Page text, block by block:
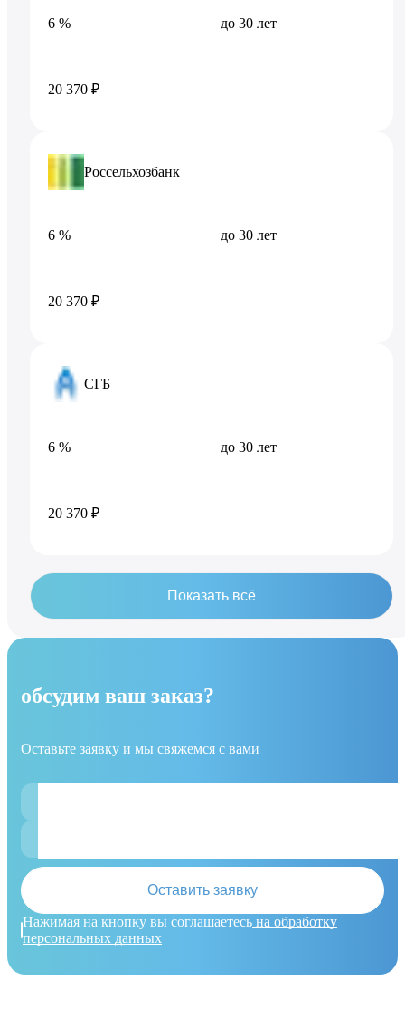
6 % до 30 лет
20 370 ₽
Россельхозбанк
6 % до 30 лет
20 370 ₽
СГБ
6 % до 30 лет
20 370 ₽
Показать всё
обсудим ваш заказ?
Оставьте заявку и мы свяжемся с вами
Оставить заявку
Нажимая на кнопку вы соглашаетесь на обработку
персональных данных